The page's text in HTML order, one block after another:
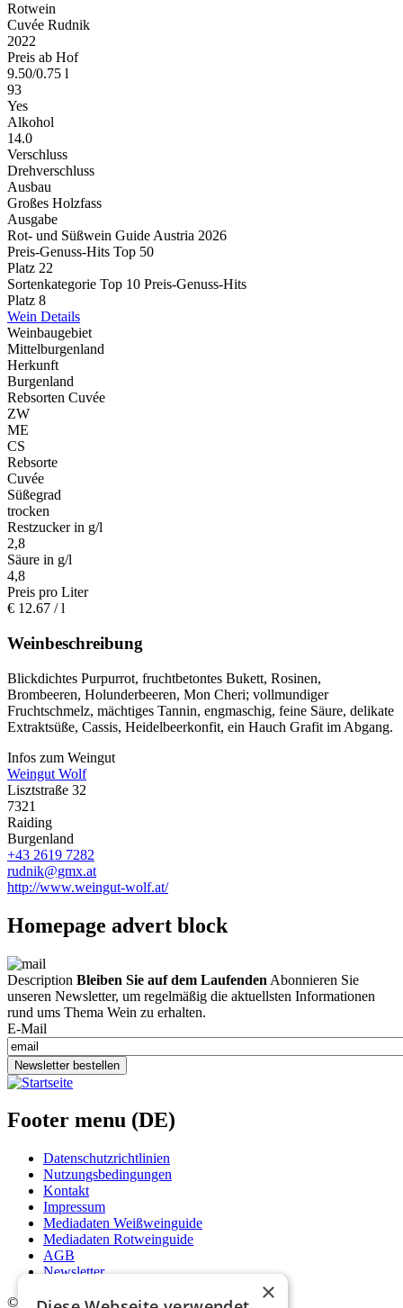
Rotwein
Cuvée Rudnik
2022
Preis ab Hof
9.50/0.75 l
93
Yes
Alkohol
14.0
Verschluss
Drehverschluss
Ausbau
Großes Holzfass
Ausgabe
Rot- und Süßwein Guide Austria 2026
Preis-Genuss-Hits Top 50
Platz 22
Sortenkategorie Top 10 Preis-Genuss-Hits
Platz 8
Wein Details
Weinbaugebiet
Mittelburgenland
Herkunft
Burgenland
Rebsorten Cuvée
ZW
ME
CS
Rebsorte
Cuvée
Süßegrad
trocken
Restzucker in g/l
2,8
Säure in g/l
4,8
Preis pro Liter
€ 12.67 / l
Weinbeschreibung
Blickdichtes Purpurrot, fruchtbetontes Bukett, Rosinen,
Brombeeren, Holunderbeeren, Mon Cheri; vollmundiger
Fruchtschmelz, mächtiges Tannin, engmaschig, feine Säure, delikate
Extraktsüße, Cassis, Heidelbeerkonfit, ein Hauch Grafit im Abgang.
Infos zum Weingut
Weingut Wolf
Lisztstraße 32
7321
Raiding
Burgenland
+43 2619 7282
rudnik@gmx.at
http://www.weingut-wolf.at/
Homepage advert block
Description Bleiben Sie auf dem Laufenden Abonnieren Sie
unseren Newsletter, um regelmäßig die aktuellsten Informationen
rund ums Thema Wein zu erhalten.
E-Mail
Newsletter bestellen
Footer menu (DE)
Datenschutzrichtlinien
Nutzungsbedingungen
Kontakt
Impressum
Mediadaten Weißweinguide
Mediadaten Rotweinguide
AGB
Newsletter
© 2026. Alle Rechte vorbehalten. ×